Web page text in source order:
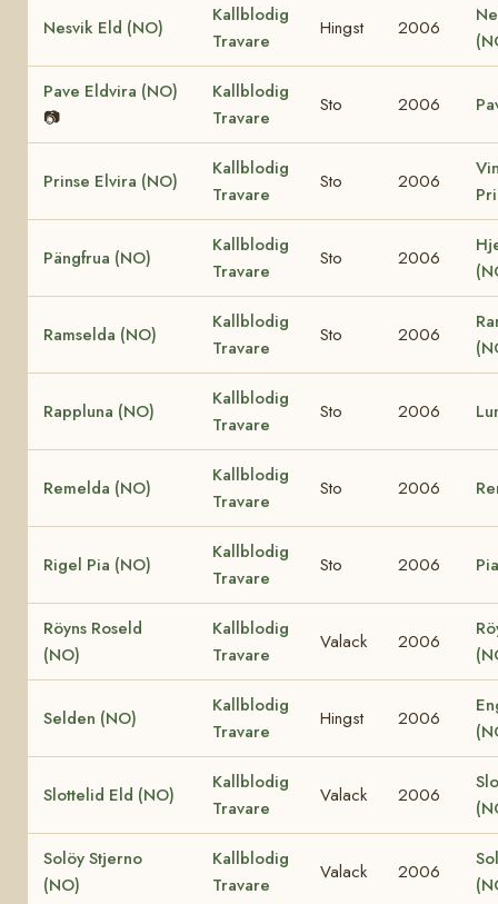
Nesvik Eld (NO)
Kallblodig
Travare
Hingst 2006
Pave Eldvira (NO)
📷
Kallblodig
Travare
Sto 2006
Prinse Elvira (NO)
Kallblodig
Travare
Sto 2006
Pängfrua (NO)
Kallblodig
Travare
Sto 2006
Ramselda (NO)
Kallblodig
Travare
Sto 2006
Rappluna (NO)
Kallblodig
Travare
Sto 2006
Remelda (NO)
Kallblodig
Travare
Sto 2006
Rigel Pia (NO)
Kallblodig
Travare
Sto 2006
Röyns Roseld
(NO)
Kallblodig
Travare
Valack 2006
Selden (NO)
Kallblodig
Travare
Hingst 2006
Slottelid Eld (NO)
Kallblodig
Travare
Valack 2006
Solöy Stjerno
(NO)
Kallblodig
Travare
Valack 2006